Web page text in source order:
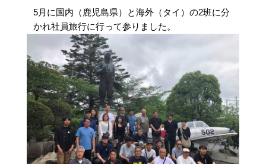
5月に国内（鹿児島県）と海外（タイ）の2班に分
かれ社員旅行に行って参りました。